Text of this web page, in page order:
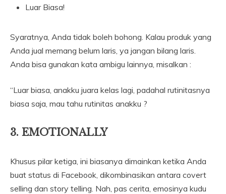
Luar Biasa!
Syaratnya, Anda tidak boleh bohong. Kalau produk yang
Anda jual memang belum laris, ya jangan bilang laris.
Anda bisa gunakan kata ambigu lainnya, misalkan :
“Luar biasa, anakku juara kelas lagi, padahal rutinitasnya
biasa saja, mau tahu rutinitas anakku ?
3. EMOTIONALLY
Khusus pilar ketiga, ini biasanya dimainkan ketika Anda
buat status di Facebook, dikombinasikan antara covert
selling dan story telling. Nah, pas cerita, emosinya kudu